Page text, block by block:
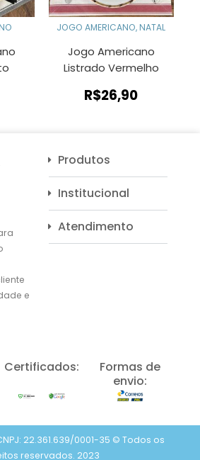
JOGO AMERICANO,NATAL
Jogo Americano
Listrado Vermelho
R$26,90
e
Produtos
Institucional
Atendimento
Certificados:
Formas de
envio:
22.361.639/0001-35 © Todos os
reservados. 2023